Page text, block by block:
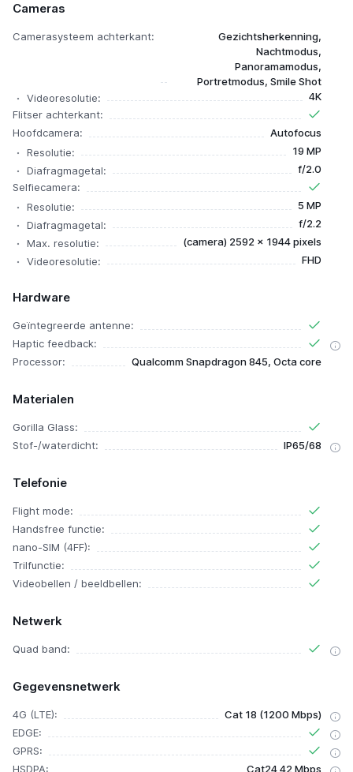
Cameras
Camerasysteem achterkant:
Gezichtsherkenning,
Nachtmodus,
Panoramamodus,
Portretmodus, Smile Shot
Videoresolutie:
4K
Flitser achterkant:
Hoofdcamera:
Autofocus
Resolutie:
19 MP
Diafragmagetal:
f/2.0
Selfiecamera:
Resolutie:
5 MP
Diafragmagetal:
f/2.2
Max. resolutie:
(camera) 2592 x 1944 pixels
Videoresolutie:
FHD
Hardware
Geïntegreerde antenne:
Haptic feedback:
Processor:
Qualcomm Snapdragon 845, Octa core
Materialen
Gorilla Glass:
Stof-/waterdicht:
IP65/68
Telefonie
Flight mode:
Handsfree functie:
nano-SIM (4FF):
Trilfunctie:
Videobellen / beeldbellen:
Netwerk
Quad band:
Gegevensnetwerk
4G (LTE):
Cat 18 (1200 Mbps)
EDGE:
GPRS:
HSDPA:
Cat24 42 Mbps